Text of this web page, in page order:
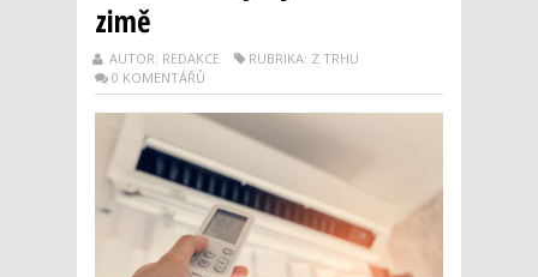
zimě
AUTOR: REDAKCE
RUBRIKA: Z TRHU
0 KOMENTÁŘŮ